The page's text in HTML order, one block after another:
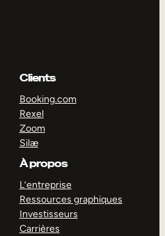
Clients
Booking.com
Rexel
Zoom
Silæ
À propos
L’entreprise
Ressources graphiques
Investisseurs
Carrières